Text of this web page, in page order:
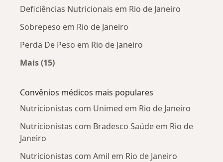
Deficiências Nutricionais em Rio de Janeiro
Sobrepeso em Rio de Janeiro
Perda De Peso em Rio de Janeiro
Mais (15)
Convênios médicos mais populares
Nutricionistas com Unimed em Rio de Janeiro
Nutricionistas com Bradesco Saúde em Rio de
Janeiro
Nutricionistas com Amil em Rio de Janeiro